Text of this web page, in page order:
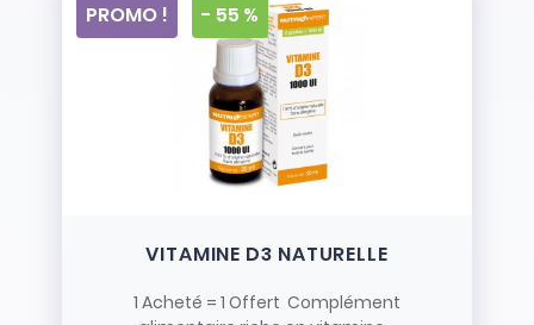
VITAMINE D3 NATURELLE
1 Acheté = 1 Offert Complément
PROMO ! - 55 %